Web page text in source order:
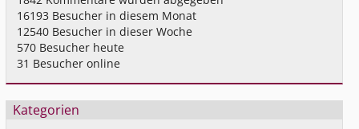
16193 Besucher in diesem Monat
12540 Besucher in dieser Woche
570 Besucher heute
31 Besucher online
Kategorien